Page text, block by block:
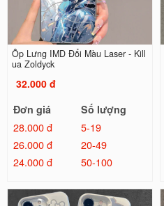
Ốp Lưng IMD Đổi Màu Laser - Kill
ua Zoldyck
32.000 đ
Đơn giá
Số lượng
28.000 đ
5-19
26.000 đ
20-49
24.000 đ
50-100